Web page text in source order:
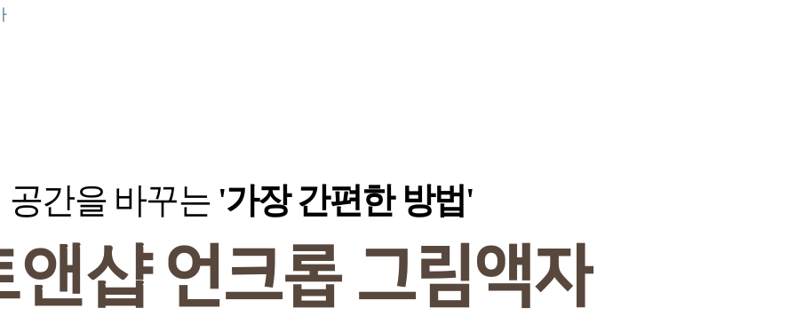
공간을 바꾸는 '가장 간편한 방법'
앤샵언크롭 그림액자